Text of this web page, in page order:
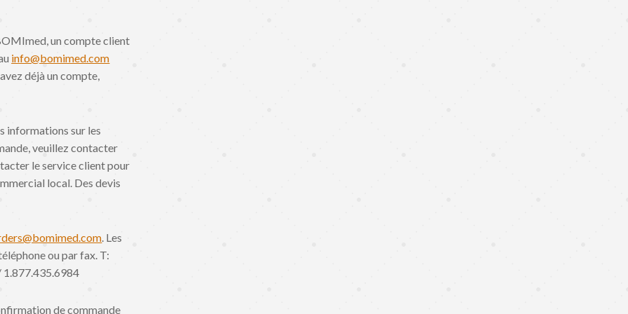
un compte client
info@bomimed.com
déjà un compte,
informations sur les
veuillez contacter
le service client pour
local. Des devis
. Les
ou par fax. T:
1.877.435.6984
de commande